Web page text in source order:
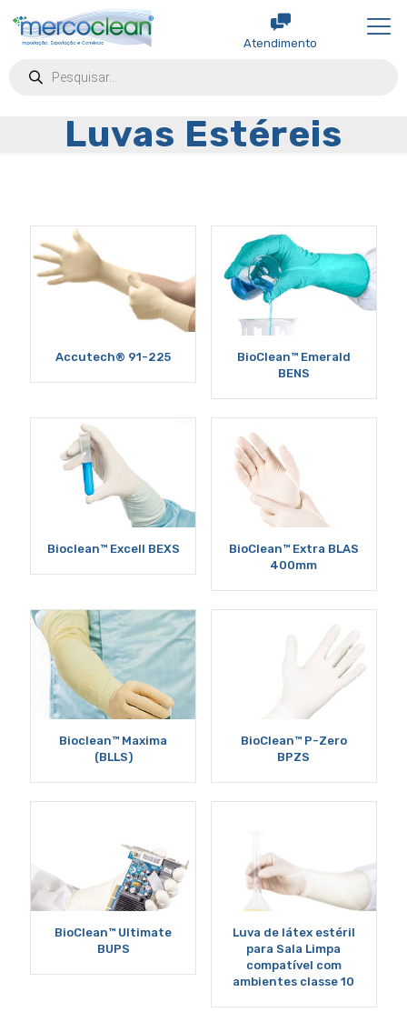
search
Atendimento
Luvas Estéreis
Accutech® 91-225
BioClean™ Emerald
BENS
Bioclean™ Excell BEXS
BioClean™ Extra BLAS
400mm
Bioclean™ Maxima
(BLLS)
BioClean™ P-Zero
BPZS
BioClean™ Ultimate
BUPS
Luva de látex estéril
para Sala Limpa
compatível com
ambientes classe 10